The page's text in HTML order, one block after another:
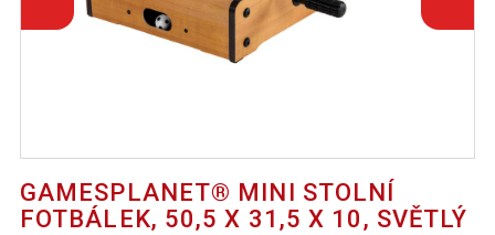
GAMESPLANET® MINI STOLNÍ
FOTBÁLEK, 50,5 X 31,5 X 10, SVĚTLÝ